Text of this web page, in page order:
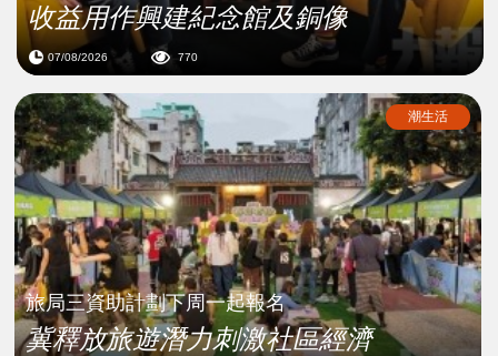
收益用作興建紀念館及銅像
07/08/2026 770
潮生活
旅局三資助計劃下周一起報名
冀釋放旅遊潛力刺激社區經濟